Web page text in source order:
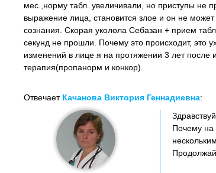
мес.,норму табл. увеличивали, но приступы не
выражение лица, становится злое и он не может
сознания. Скорая уколола Себазан + прием
секунд не прошли. Почему это происходит, это
изменений в лице я на протяжении 3 лет после
терапия(пропанорм и конкор).
Отвечает Качанова Виктория Геннадиевна:
Почему на